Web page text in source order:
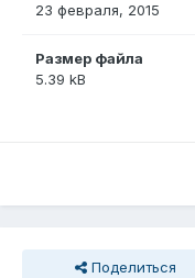
23 февраля, 2015
Размер файла
5.39 kB
Поделиться